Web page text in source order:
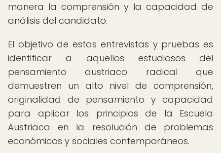
manera la comprensión y la capacidad de
análisis del candidato.
El objetivo de estas entrevistas y pruebas es
identificar a aquellos estudiosos del
pensamiento austriaco radical que
demuestren un alto nivel de comprensión,
originalidad de pensamiento y capacidad
para aplicar los principios de la Escuela
Austriaca en la resolución de problemas
económicos y sociales contemporáneos.